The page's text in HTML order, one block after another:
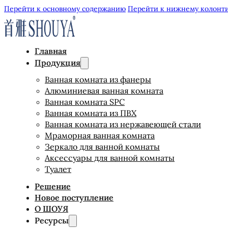
Перейти к основному содержанию Перейти к нижнему
Главная
Продукция
Ванная комната из фанеры
Алюминиевая ванная комната
Ванная комната SPC
Ванная комната из ПВХ
Ванная комната из нержавеющей стали
Мраморная ванная комната
Зеркало для ванной комнаты
Аксессуары для ванной комнаты
Туалет
Решение
Новое поступление
О ШОУЯ
Ресурсы